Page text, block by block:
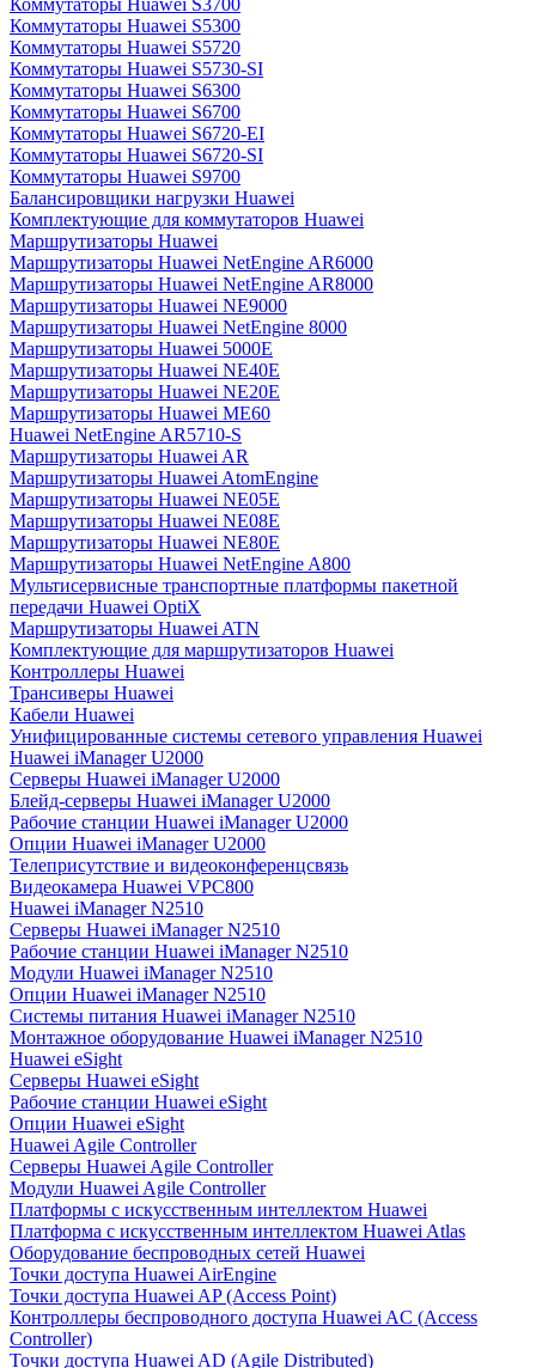
Коммутаторы Huawei S3700
Коммутаторы Huawei S5300
Коммутаторы Huawei S5720
Коммутаторы Huawei S5730-SI
Коммутаторы Huawei S6300
Коммутаторы Huawei S6700
Коммутаторы Huawei S6720-EI
Коммутаторы Huawei S6720-SI
Коммутаторы Huawei S9700
Балансировщики нагрузки Huawei
Комплектующие для коммутаторов Huawei
Маршрутизаторы Huawei
Маршрутизаторы Huawei NetEngine AR6000
Маршрутизаторы Huawei NetEngine AR8000
Маршрутизаторы Huawei NE9000
Маршрутизаторы Huawei NetEngine 8000
Маршрутизаторы Huawei 5000E
Маршрутизаторы Huawei NE40E
Маршрутизаторы Huawei NE20E
Маршрутизаторы Huawei ME60
Huawei NetEngine AR5710-S
Маршрутизаторы Huawei AR
Маршрутизаторы Huawei AtomEngine
Маршрутизаторы Huawei NE05E
Маршрутизаторы Huawei NE08E
Маршрутизаторы Huawei NE80E
Маршрутизаторы Huawei NetEngine A800
Мультисервисные транспортные платформы пакетной
передачи Huawei OptiX
Маршрутизаторы Huawei ATN
Комплектующие для маршрутизаторов Huawei
Контроллеры Huawei
Трансиверы Huawei
Кабели Huawei
Унифицированные системы сетевого управления Huawei
Huawei iManager U2000
Серверы Huawei iManager U2000
Блейд-серверы Huawei iManager U2000
Рабочие станции Huawei iManager U2000
Опции Huawei iManager U2000
Телеприсутствие и видеоконференцсвязь
Видеокамера Huawei VPC800
Huawei iManager N2510
Серверы Huawei iManager N2510
Рабочие станции Huawei iManager N2510
Модули Huawei iManager N2510
Опции Huawei iManager N2510
Системы питания Huawei iManager N2510
Монтажное оборудование Huawei iManager N2510
Huawei eSight
Серверы Huawei eSight
Рабочие станции Huawei eSight
Опции Huawei eSight
Huawei Agile Controller
Серверы Huawei Agile Controller
Модули Huawei Agile Controller
Платформы с искусственным интеллектом Huawei
Платформа с искусственным интеллектом Huawei Atlas
Оборудование беспроводных сетей Huawei
Точки доступа Huawei AirEngine
Точки доступа Huawei AP (Access Point)
Контроллеры беспроводного доступа Huawei AC (Access
Controller)
Точки доступа Huawei AD (Agile Distributed)